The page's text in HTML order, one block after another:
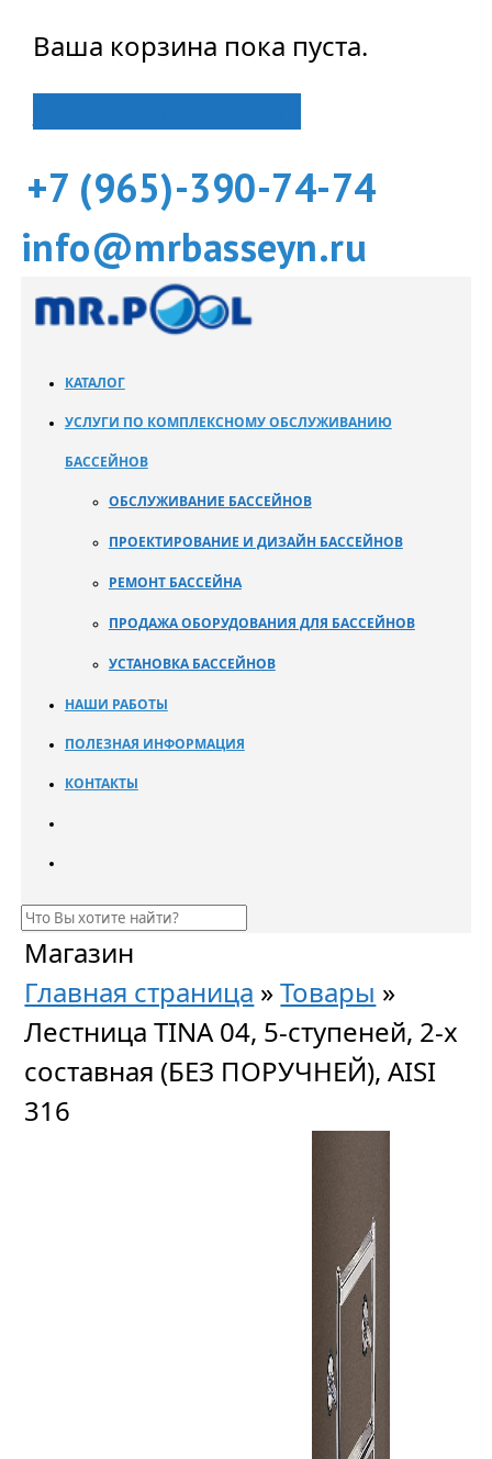
Ваша корзина пока пуста.
+7 (965)-390-74-74
info@mrbasseyn.ru
КАТАЛОГ
УСЛУГИ ПО КОМПЛЕКСНОМУ ОБСЛУЖИВАНИЮ
БАССЕЙНОВ
ОБСЛУЖИВАНИЕ БАССЕЙНОВ
ПРОЕКТИРОВАНИЕ И ДИЗАЙН БАССЕЙНОВ
РЕМОНТ БАССЕЙНА
ПРОДАЖА ОБОРУДОВАНИЯ ДЛЯ БАССЕЙНОВ
УСТАНОВКА БАССЕЙНОВ
НАШИ РАБОТЫ
ПОЛЕЗНАЯ ИНФОРМАЦИЯ
КОНТАКТЫ
Магазин
Главная страница »Товары »
Лестница TINA 04, 5-ступеней, 2-х
составная (БЕЗ ПОРУЧНЕЙ), AISI
316